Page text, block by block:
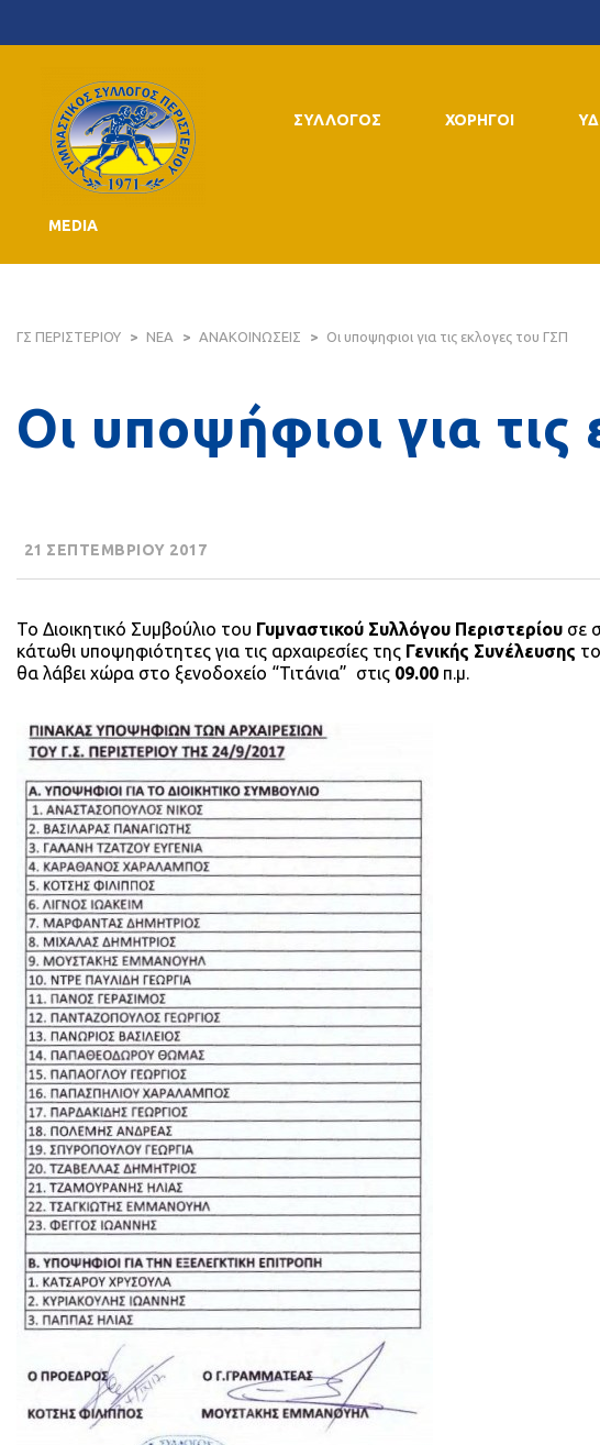
ΣΥΛΛΟΓΟΣ ΧΟΡΗΓΟΙ
MEDIA
ΓΣ ΠΕΡΙΣΤΕΡΙΟΥ > ΝΕΑ > ΑΝΑΚΟΙΝΩΣΕΙΣ > Οι υποψηφιοι για τις εκλογες του ΓΣΠ
Οι υποψήφιοι για
21 ΣΕΠΤΕΜΒΡΙΟΥ 2017
Το Διοικητικό Συμβούλιο του Γυμναστικού Συλλόγου Περιστερίου σε
κάτωθι υποψηφιότητες για τις αρχαιρεσίες της Γενικής Συνέλευσης
θα λάβει χώρα στο ξενοδοχείο “Τιτάνια” στις 09.00 π.μ.